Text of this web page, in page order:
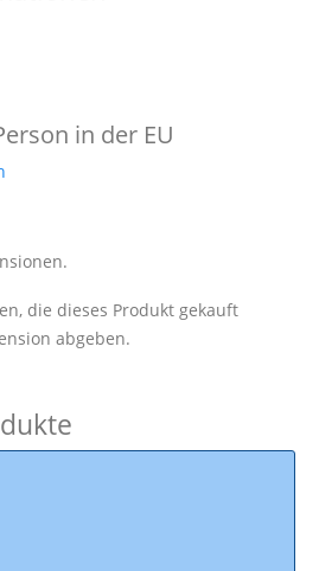
in der EU
die dieses Produkt gekauft
abgeben.